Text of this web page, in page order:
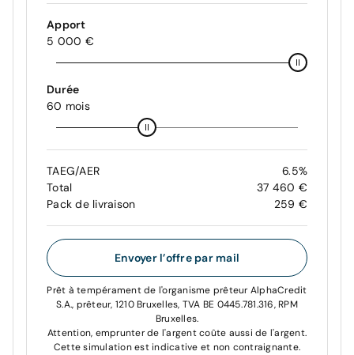
Apport
5 000 €
Durée
60 mois
TAEG/AER
6.5%
Total
37 460 €
Pack de livraison
259 €
Envoyer l’offre par mail
Prêt à tempérament de l'organisme prêteur AlphaCredit
S.A., prêteur, 1210 Bruxelles, TVA BE 0445.781.316, RPM
Bruxelles.
Attention, emprunter de l'argent coûte aussi de l'argent.
Cette simulation est indicative et non contraignante.